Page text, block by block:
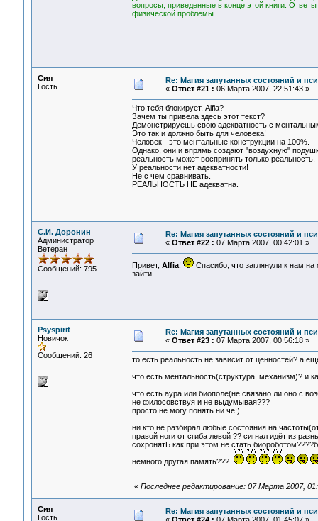
вопросы, приведенные в конце этой книги.
физической проблемы.
Сия
Гость
Re: Магия запутанных состояний и
« Ответ #21 : 06 Марта 2007, 22:51:43 »
Что тебя блокирует, Alfia?
Зачем ты привела здесь этот текст?
Демонстрируешь свою адекватность с
Это так и должно быть для человека!
Человек - это ментальные конструкции на 100%.
Однако, они и впрямь создают "воздухную"
реальность может воспринять только реальность.
У реальности нет адекватности!
Не с чем сравнивать.
РЕАЛЬНОСТЬ НЕ адекватна.
С.И. Доронин
Администратор
Ветеран
Сообщений: 795
Re: Магия запутанных состояний и
« Ответ #22 : 07 Марта 2007, 00:42:01 »
Привет, Alfia!
Спасибо, что заглянули к нам на
зайти.
Psyspirit
Новичок
Сообщений: 26
Re: Магия запутанных состояний и
« Ответ #23 : 07 Марта 2007, 00:56:18 »
то есть реальность не зависит от ценностей? а
что есть ментальность(структура, механизм)? и
что есть аура или биополе(не связано ли оно с
не филосовствуя и не выдумывая???
просто не могу понять ни чё:)
ни кто не разбирал любые состояния на
правой ноги от сгиба левой ?? сигнал идёт из
сохронятЬ как при этом не стать
немного другая память???
« Последнее редактирование: 07 Марта 2007,
Сия
Гость
Re: Магия запутанных состояний и